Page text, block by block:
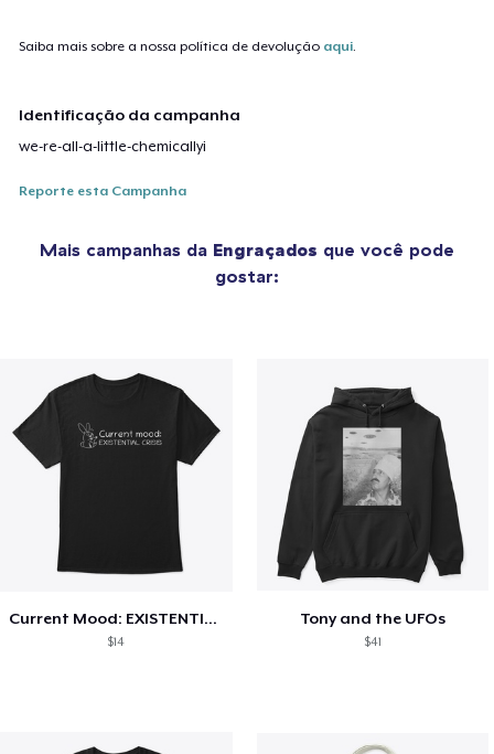
Saiba mais sobre a nossa política de devolução aqui.
Identificação da campanha
we-re-all-a-little-chemicallyi
Reporte esta Campanha
Mais campanhas da Engraçados que você pode
gostar:
Current Mood: EXISTENTIAL CRISIS
$14
Tony and the UFOs
$41